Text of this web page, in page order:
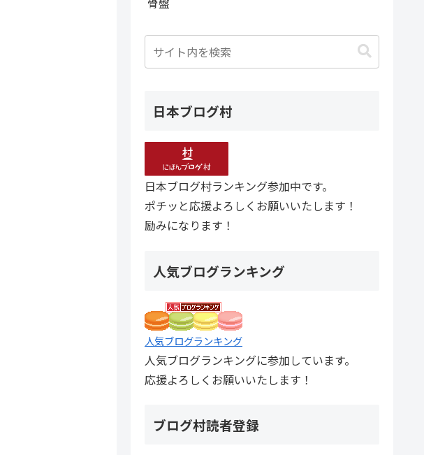
日本ブログ村
日本ブログ村ランキング参加中です。
ポチッと応援よろしくお願いいたします！
励みになります！
人気ブログランキング
人気ブログランキング
人気ブログランキングに参加しています。
応援よろしくお願いいたします！
ブログ村読者登録